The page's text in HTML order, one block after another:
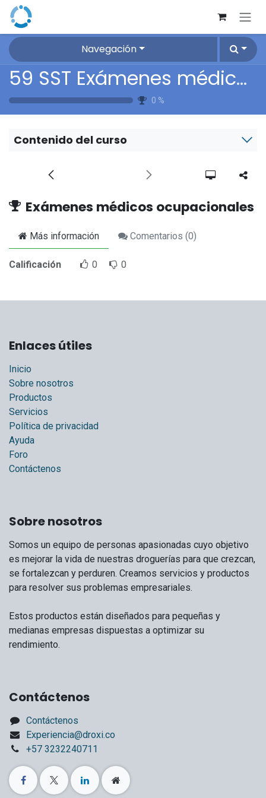
Ir al contenido
Navegación
59 SST Exámenes médicos ocupacionales
0 %
Contenido del curso
Exámenes médicos ocupacionales
Más información Comentarios (0)
Calificación 0 0
Enlaces útiles
Inicio
Sobre nosotros
Productos
Servicios
Política de privacidad
Ayuda
Foro
Contáctenos
Sobre nosotros
Somos un equipo de personas apasionadas cuyo objetivo
es mejorar la vida de nuestras droguerías para que crezcan,
se fortalezcan y perduren. Creamos servicios y productos
para resolver sus problemas empresariales.
Estos productos están diseñados para pequeñas y
medianas empresas dispuestas a optimizar su
rendimiento.
Contáctenos
Contáctenos
Experiencia@droxi.co
+57 3232240711